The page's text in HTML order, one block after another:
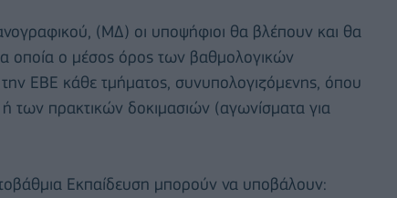
(ΜΔ) οι υποψήφιοι θα βλέπουν και θα
οποία ο μέσος όρος των βαθμολογικών
ΕΒΕ κάθε τμήματος, συνυπολογιζόμενης, όπου
ή των πρακτικών δοκιμασιών (αγωνίσματα για
Εκπαίδευση μπορούν να υποβάλουν: